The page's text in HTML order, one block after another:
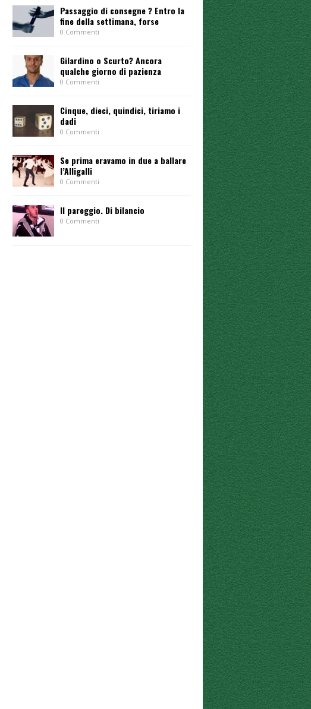
Passaggio di consegne ? Entro la
fine della settimana, forse
0 Commenti
Gilardino o Scurto? Ancora
qualche giorno di pazienza
0 Commenti
Cinque, dieci, quindici, tiriamo i
dadi
0 Commenti
Se prima eravamo in due a ballare
l’Alligalli
0 Commenti
Il pareggio. Di bilancio
0 Commenti